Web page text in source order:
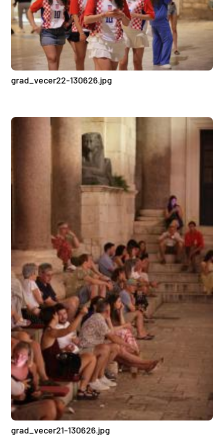
grad_vecer22-130626.jpg
grad_vecer21-130626.jpg